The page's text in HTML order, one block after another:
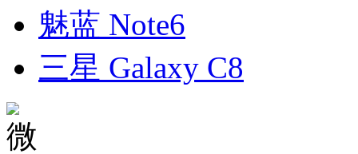
魅蓝 Note6
三星 Galaxy C8